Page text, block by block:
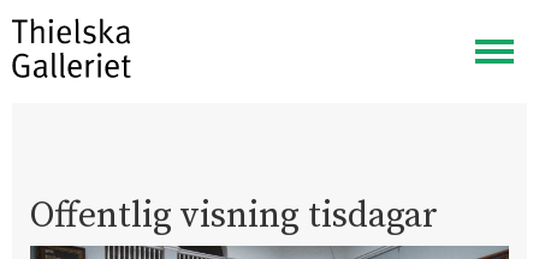
Visa
meny
Offentlig visning tisdagar